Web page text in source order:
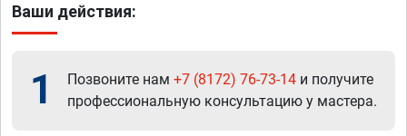
Ваши действия:
1 Позвоните нам +7 (8172) 76-73-14 и получите
профессиональную консультацию у мастера.